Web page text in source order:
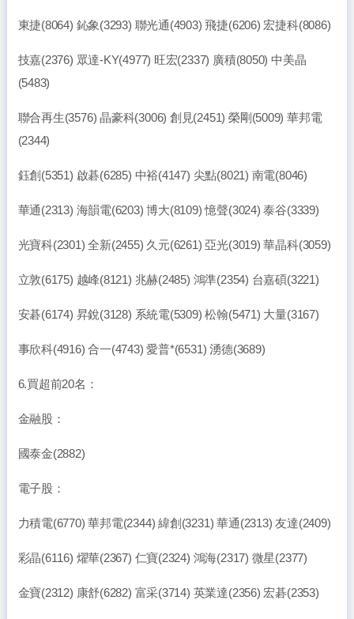
東捷(8064) 鈊象(3293) 聯光通(4903) 飛捷(6206) 宏捷科(8086)
技嘉(2376) 眾達-KY(4977) 旺宏(2337) 廣積(8050) 中美晶
(5483)
聯合再生(3576) 晶豪科(3006) 創見(2451) 榮剛(5009) 華邦電
(2344)
鈺創(5351) 啟碁(6285) 中裕(4147) 尖點(8021) 南電(8046)
華通(2313) 海韻電(6203) 博大(8109) 憶聲(3024) 泰谷(3339)
光寶科(2301) 全新(2455) 久元(6261) 亞光(3019) 華晶科(3059)
立敦(6175) 越峰(8121) 兆赫(2485) 鴻準(2354) 台嘉碩(3221)
安碁(6174) 昇銳(3128) 系統電(5309) 松翰(5471) 大量(3167)
事欣科(4916) 合一(4743) 愛普*(6531) 湧德(3689)
6.買超前20名：
金融股：
國泰金(2882)
電子股：
力積電(6770) 華邦電(2344) 緯創(3231) 華通(2313) 友達(2409)
彩晶(6116) 燿華(2367) 仁寶(2324) 鴻海(2317) 微星(2377)
金寶(2312) 康舒(6282) 富采(3714) 英業達(2356) 宏碁(2353)